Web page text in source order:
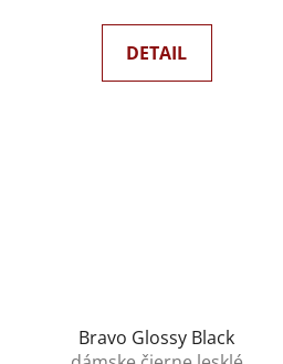
DETAIL
Bravo Glossy Black